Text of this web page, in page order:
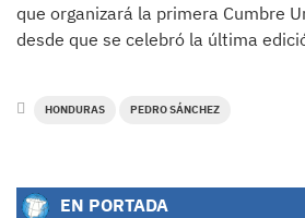
que organizará la primera Cumbre
desde que se celebró la última
HONDURAS PEDRO SÁNCHEZ
EN PORTADA